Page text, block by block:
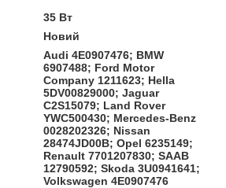
35 Вт
Новий
Audi 4E0907476; BMW
6907488; Ford Motor
Company 1211623; Hella
5DV00829000; Jaguar
C2S15079; Land Rover
YWC500430; Mercedes-Benz
0028202326; Nissan
28474JD00B; Opel 6235149;
Renault 7701207830; SAAB
12790592; Skoda 3U0941641;
Volkswagen 4E0907476